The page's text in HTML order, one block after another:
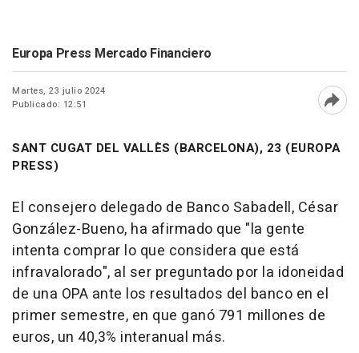
Europa Press Mercado Financiero
Martes, 23 julio 2024
Publicado: 12:51
SANT CUGAT DEL VALLÈS (BARCELONA), 23 (EUROPA
PRESS)
El consejero delegado de Banco Sabadell, César
González-Bueno, ha afirmado que "la gente
intenta comprar lo que considera que está
infravalorado", al ser preguntado por la idoneidad
de una OPA ante los resultados del banco en el
primer semestre, en que ganó 791 millones de
euros, un 40,3% interanual más.